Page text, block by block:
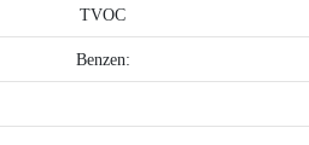
TVOC
Benzen: